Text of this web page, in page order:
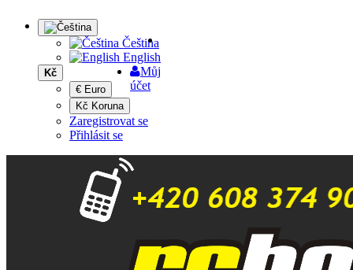
Čeština
English
Kč
€ Euro
Kč Koruna
Můj
účet
Zaregistrovat se
Přihlásit se